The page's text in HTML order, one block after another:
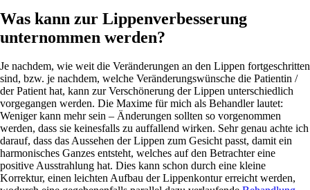
Was kann zur Lippenverbesserung
unternommen werden?
Je nachdem, wie weit die Veränderungen an den Lippen fortgeschritten
sind, bzw. je nachdem, welche Veränderungswünsche die Patientin /
der Patient hat, kann zur Verschönerung der Lippen unterschiedlich
vorgegangen werden. Die Maxime für mich als Behandler lautet:
Weniger kann mehr sein – Änderungen sollten so vorgenommen
werden, dass sie keinesfalls zu auffallend wirken. Sehr genau achte ich
darauf, dass das Aussehen der Lippen zum Gesicht passt, damit ein
harmonisches Ganzes entsteht, welches auf den Betrachter eine
positive Ausstrahlung hat. Dies kann schon durch eine kleine
Korrektur, einen leichten Aufbau der Lippenkontur erreicht werden,